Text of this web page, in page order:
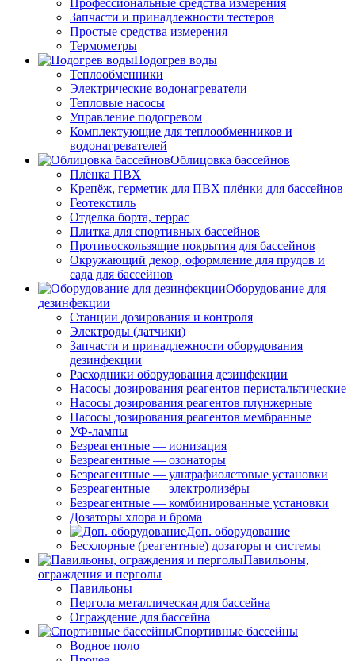
Профессиональные средства измерения
Запчасти и принадлежности тестеров
Простые средства измерения
Термометры
Подогрев воды
Теплообменники
Электрические водонагреватели
Тепловые насосы
Управление подогревом
Комплектующие для теплообменников и
водонагревателей
Облицовка бассейнов
Плёнка ПВХ
Крепёж, герметик для ПВХ плёнки для бассейнов
Геотекстиль
Отделка борта, террас
Плитка для спортивных бассейнов
Противоскользящие покрытия для бассейнов
Окружающий декор, оформление для прудов и
сада для бассейнов
Оборудование для
дезинфекции
Станции дозирования и контроля
Электроды (датчики)
Запчасти и принадлежности оборудования
дезинфекции
Расходники оборудования дезинфекции
Насосы дозирования реагентов перистальтические
Насосы дозирования реагентов плунжерные
Насосы дозирования реагентов мембранные
УФ-лампы
Безреагентные — ионизация
Безреагентные — озонаторы
Безреагентные — ультрафиолетовые установки
Безреагентные — электролизёры
Безреагентные — комбинированные установки
Дозаторы хлора и брома
Доп. оборудование
Бесхлорные (реагентные) дозаторы и системы
Павильоны,
ограждения и перголы
Павильоны
Пергола металлическая для бассейна
Ограждение для бассейна
Спортивные бассейны
Водное поло